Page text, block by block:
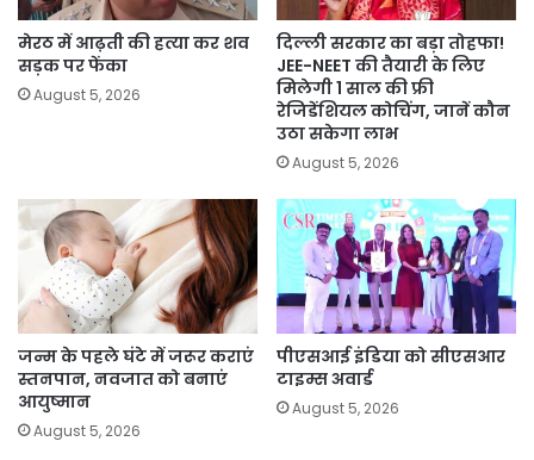
मेरठ में आढ़ती की हत्या कर शव
सड़क पर फेंका
August 5, 2026
दिल्ली सरकार का बड़ा तोहफा!
JEE-NEET की तैयारी के लिए
मिलेगी 1 साल की फ्री
रेजिडेंशियल कोचिंग, जानें कौन
उठा सकेगा लाभ
August 5, 2026
जन्म के पहले घंटे में जरूर कराएं
स्तनपान, नवजात को बनाएं
आयुष्मान
August 5, 2026
पीएसआई इंडिया को सीएसआर
टाइम्स अवार्ड
August 5, 2026